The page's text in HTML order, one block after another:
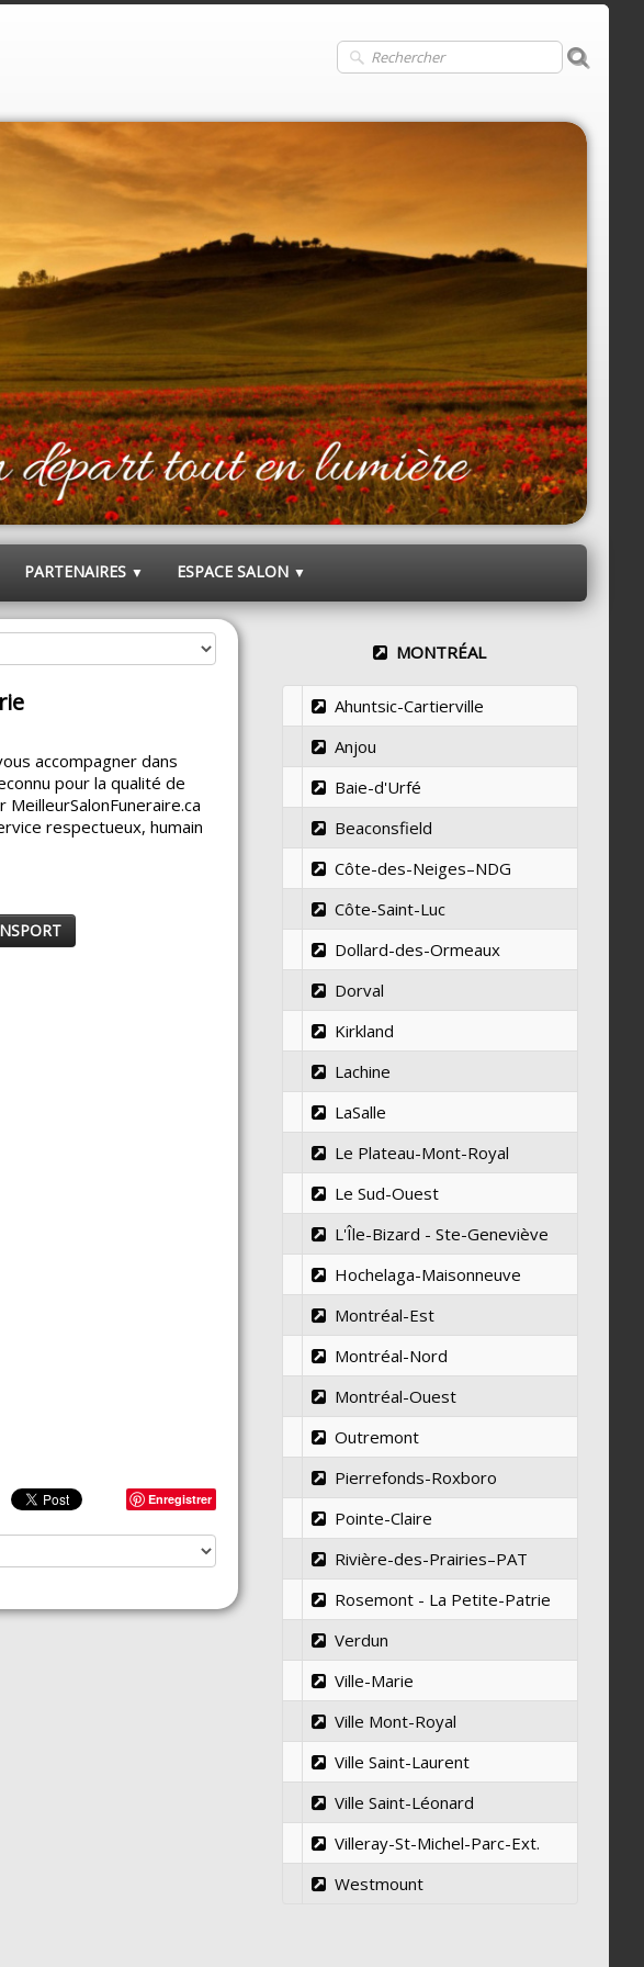
PARTENAIRES ▼ ESPACE SALON ▼
accompagner dans
pour la qualité de
respectueux, humain
Enregistrer
MONTRÉAL
Ahuntsic-Cartierville
Anjou
Baie-d'Urfé
Beaconsfield
Côte-des-Neiges–NDG
Côte-Saint-Luc
Dollard-des-Ormeaux
Dorval
Kirkland
Lachine
LaSalle
Le Plateau-Mont-Royal
Le Sud-Ouest
L'Île-Bizard - Ste-Geneviève
Hochelaga-Maisonneuve
Montréal-Est
Montréal-Nord
Montréal-Ouest
Outremont
Pierrefonds-Roxboro
Pointe-Claire
Rivière-des-Prairies–PAT
Rosemont - La Petite-Patrie
Verdun
Ville-Marie
Ville Mont-Royal
Ville Saint-Laurent
Ville Saint-Léonard
Villeray-St-Michel-Parc-Ext.
Westmount